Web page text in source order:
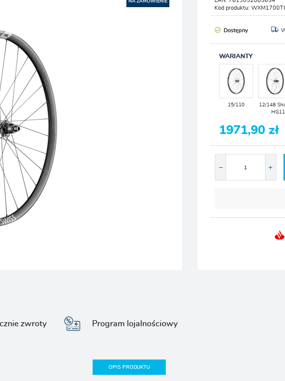
NA ZAMÓWIENIE
Kod produktu:
Dostępny
WARIANTY
15/110
12/148
HG11
1971,90 zł
zwroty Program lojalnościowy
OPIS PRODUKTU